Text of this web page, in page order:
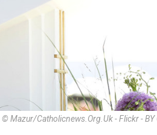
© Mazur/catholicnews.org.uk - Flickr - BY